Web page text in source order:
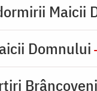
Maicii
Domnului
Brâncoveni